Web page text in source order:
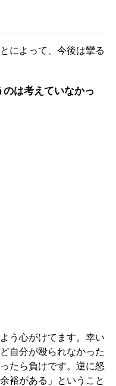
によって、今後は攣る
は考えていなかっ
う心がけてます。幸い
自分が殴られなかった
たら負けです。逆に怒
裕がある」ということ